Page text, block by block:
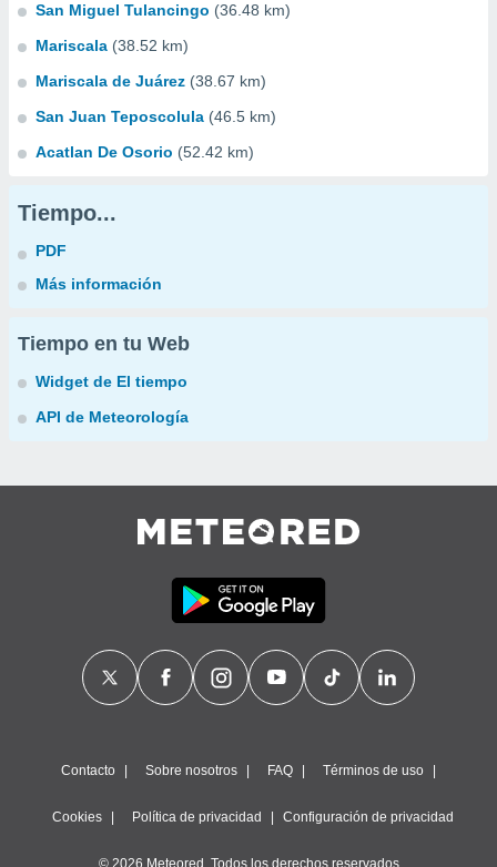
San Miguel Tulancingo (36.48 km)
Mariscala (38.52 km)
Mariscala de Juárez (38.67 km)
San Juan Teposcolula (46.5 km)
Acatlan De Osorio (52.42 km)
Tiempo...
PDF
Más información
Tiempo en tu Web
Widget de El tiempo
API de Meteorología
Contacto Sobre nosotros FAQ Términos de uso
Cookies Política de privacidad Configuración de privacidad
© 2026 Meteored. Todos los derechos reservados